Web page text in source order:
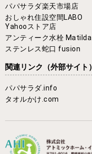
パパサラダ楽天市場店
おしゃれ住設空間LABO
Yahooストア店
アンティーク水栓 Matilda
ステンレス蛇口 fusion
関連リンク （外部サイト）
パパサラダ.info
タオルかけ.com